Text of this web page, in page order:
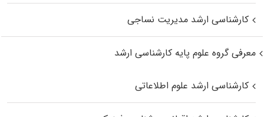
کارشناسی ارشد مدیریت نساجی
معرفی گروه علوم پایه کارشناسی ارشد
کارشناسی ارشد علوم اطلاعاتی